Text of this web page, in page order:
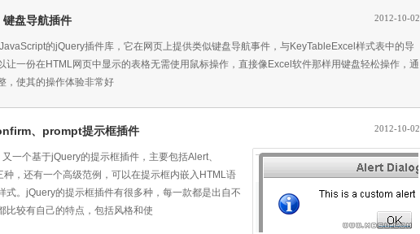
盘导航插件 2012-10-02
的jQuery插件库，它在网页上提供类似键盘导航事件，与KeyTableExcel样式表中的导
让一份在HTML网页中显示的表格无需使用鼠标操作，直接像Excel软件那样用键盘轻松操作，通
，使其的操作体验非常好
、prompt提示框插件 2012-10-02
一个基于jQuery的提示框插件，主要包括Alert、
，还有一个高级范例，可以在提示框内嵌入HTML语
式。jQuery的提示框插件有很多种，每一款都是出自不
比较有自己的特点，包括风格和使